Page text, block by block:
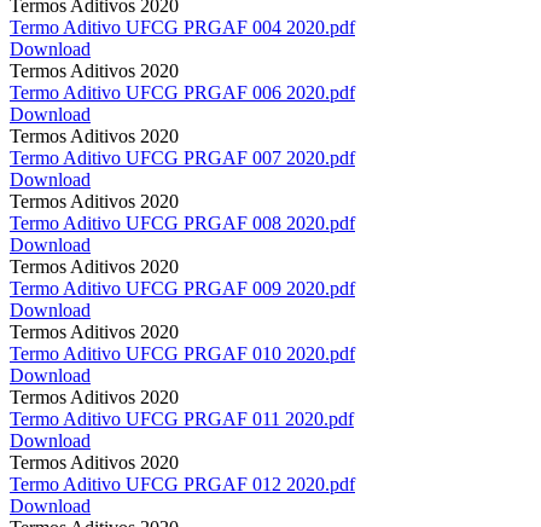
Termos Aditivos 2020
Termo Aditivo UFCG PRGAF 004 2020.pdf
Download
Termos Aditivos 2020
Termo Aditivo UFCG PRGAF 006 2020.pdf
Download
Termos Aditivos 2020
Termo Aditivo UFCG PRGAF 007 2020.pdf
Download
Termos Aditivos 2020
Termo Aditivo UFCG PRGAF 008 2020.pdf
Download
Termos Aditivos 2020
Termo Aditivo UFCG PRGAF 009 2020.pdf
Download
Termos Aditivos 2020
Termo Aditivo UFCG PRGAF 010 2020.pdf
Download
Termos Aditivos 2020
Termo Aditivo UFCG PRGAF 011 2020.pdf
Download
Termos Aditivos 2020
Termo Aditivo UFCG PRGAF 012 2020.pdf
Download